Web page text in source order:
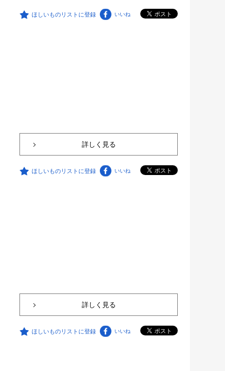
ほしいものリストに登録 いいね
詳しく見る
ほしいものリストに登録 いいね
詳しく見る
ほしいものリストに登録 いいね